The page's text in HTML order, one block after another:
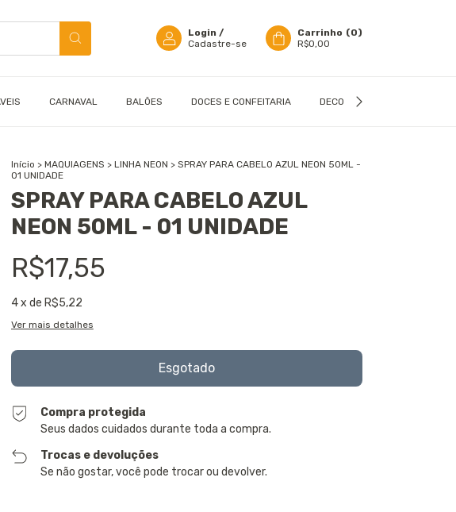
Login /
Cadastre-se
Carrinho (0)
R$0,00
CARNAVAL BALÕES DOCES E CONFEITARIA DECORAÇÃO
Início > MAQUIAGENS > LINHA NEON > SPRAY PARA CABELO AZUL NEON 50ML -
01 UNIDADE
SPRAY PARA CABELO AZUL
NEON 50ML - 01 UNIDADE
R$17,55
4x de R$5,22
Ver mais detalhes
Compra protegida
Seus dados cuidados durante toda a compra.
Trocas e devoluções
Se não gostar, você pode trocar ou devolver.